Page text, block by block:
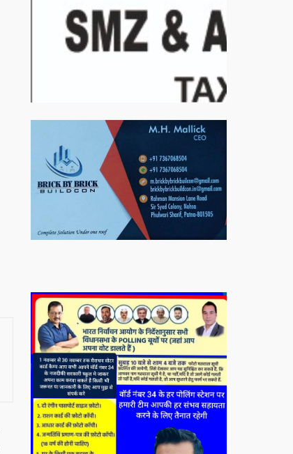
बिरादराने मिलात – अतिना वेलफ़ेयर फाउंडेशन, बेरोजगार
महिलाओं के लिए बेहतर स्वयं रोजगार के एक बेहतर अवसर
अतिना वेलफेयर फाउंडेशन – बिहारशरीफ रहबर यूनिट।